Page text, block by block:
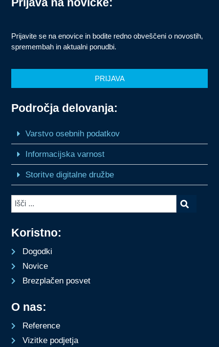
O nas:
Reference
Vizitke podjetja
Koristno:
Dogodki
Novice
Brezplačen posvet
Področja delovanja:
Varstvo osebnih podatkov
Informacijska varnost
Storitve digitalne družbe
Prijavite se na enovice in bodite redno obveščeni o novostih,
spremembah in aktualni ponudbi.
PRIJAVA